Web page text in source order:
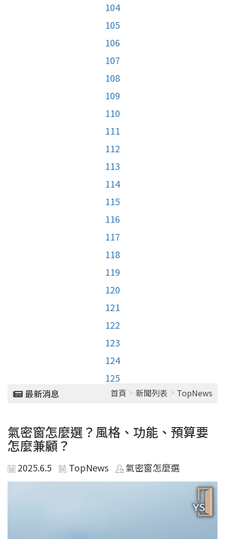
104
105
106
107
108
109
110
111
112
113
114
115
116
117
118
119
120
121
122
123
124
125
最新消息 首頁 > 新聞列表 > TopNews
氣密窗怎麼選？風格、功能、預算要
怎麼兼顧？
2025.6.5 TopNews 氣密窗怎麼選